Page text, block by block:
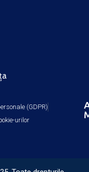
(GDPR)
urilor